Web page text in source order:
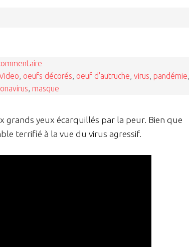
oeufs décorés oeuf d'autruche virus pandémie
masque
yeux écarquillés par la peur. Bien que
terrifié à la vue du virus agressif.